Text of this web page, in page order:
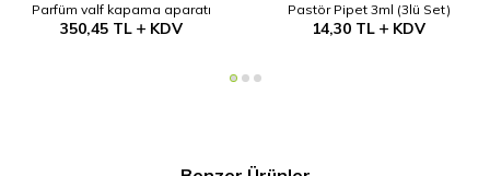
Parfüm valf kapama aparatı
350,45TL KDV
Pastör Pipet 3ml (3lü Set)
14,30 TL KDV